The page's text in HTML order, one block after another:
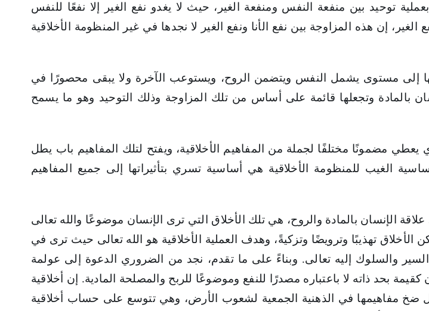
توحيد بين منفعة النفس ومنفعة الغير، حيث لا يغدو نفع الغير إلا نفعًا للنفس
إن هذه المزاوجة بين نفع الأنا ونفع الغير لا نجدها في غير المنظومة الأخلاقية
إلى مستوى يشمل النفس ويتضمن الروح، ويستوعب الآخرة ولا يبقى محصورًا في
بالمادة وتجعلها قائمة على أساس من تلك المزاوجة وذلك التوحيد وهو ما يسمح
يعطي مضمونًا مختلفًا لجملة من المفاهيم الأخلاقية، ويفتح لتلك المفاهيم باب يطل
الغيب للمنظومة الأخلاقية هي أساسية تسري بتأثيراتها إلى جميع المفاهيم
الإنسان بالمادة والروح، هي تلك الأخلاق التي ترى الإنسان موضوعًا والله تعالى
تهذيبًا وترويضًا وتزكيةً، وهدف العملية الأخلاقية هو الله تعالى حيث ترى في
والسلوك إليه تعالى. وبناءً على ما تقدم، نجد من الضروري الدعوة إلى عولمة
كقيمة بحد ذاته لا باعتباره مصدرًا للنفع وموضوعًا للربح والمصلحة المادية. إن أخلاقية
مفاهيمها في الذهنية الجمعية لشعوب الأرض، وهي تتوسع على حساب أخلاقية